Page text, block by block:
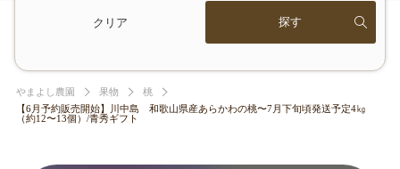
クリア
やまよし農園 果物
桃
【6月予約販売開始】川中島 和歌山県産あらかわの桃〜7月下旬頃発送予定4㎏
（約12〜13個）/青秀ギフト